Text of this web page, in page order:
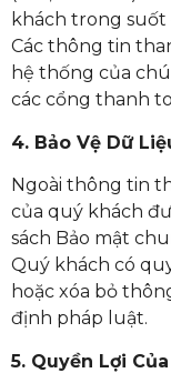
khách trong
Các thông tin
hệ thống của
các cổng thanh
4. Bảo Vệ Dữ
Ngoài thông tin
của quý khách
sách Bảo mật
Quý khách có
hoặc xóa bỏ
định pháp luật.
5. Quyền Lợi